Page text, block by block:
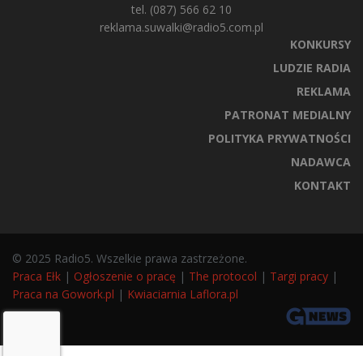
tel. (087) 566 62 10
reklama.suwalki@radio5.com.pl
KONKURSY
LUDZIE RADIA
REKLAMA
PATRONAT MEDIALNY
POLITYKA PRYWATNOŚCI
NADAWCA
KONTAKT
© 2025 Radio5. Wszelkie prawa zastrzeżone.
Praca Ełk | Ogłoszenie o pracę | The protocol | Targi pracy |
Praca na Gowork.pl | Kwiaciarnia Laflora.pl